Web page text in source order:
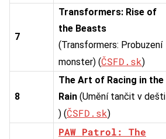
7
Transformers: Rise of
the Beasts
(Transformers: Probuzení
monster) (ČSFD.sk)
8
The Art of Racing in the
Rain (Umění tančit v dešti
) (ČSFD.sk)
PAW Patrol: The